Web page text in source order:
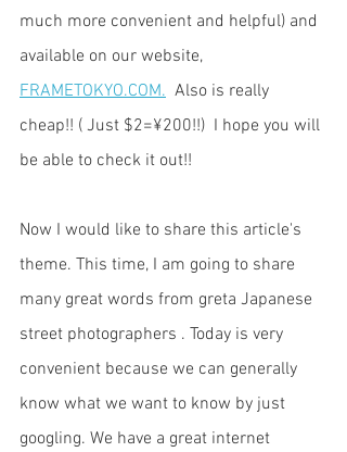
much more convenient and helpful) and
available on our website,
FRAMETOKYO.COM.
  Also is really
cheap!! ( Just $2=¥200!!)  I hope you will
be able to check it out!!
Now I would like to share this article's
theme. This time, I am going to share
many great words from greta Japanese
street photographers . Today is very
convenient because we can generally
know what we want to know by just
googling. We have a great internet